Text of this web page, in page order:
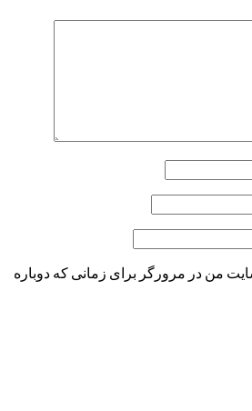
من در مرورگر برای زمانی که دوباره